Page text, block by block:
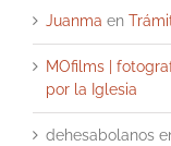
Juanma en
MOfilms |
por la Iglesia
dehesabolanos